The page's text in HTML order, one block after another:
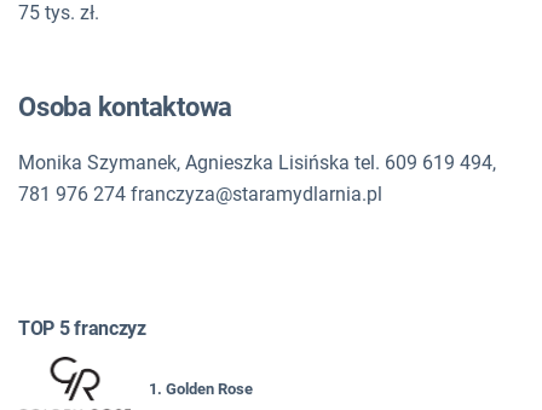
75 tys. zł.
Osoba kontaktowa
Monika Szymanek, Agnieszka Lisińska tel. 609 619 494,
781 976 274 franczyza@staramydlarnia.pl
TOP 5 franczyz
1. Golden Rose